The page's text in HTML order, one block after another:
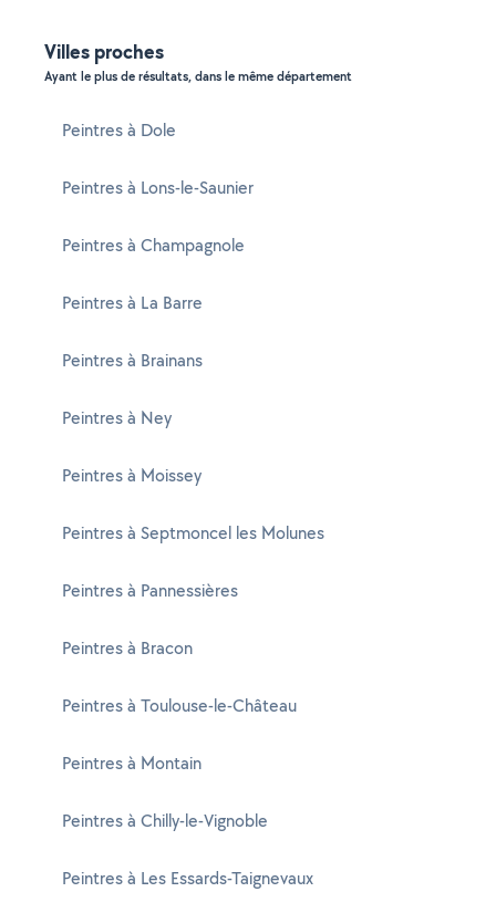
Villes proches
Ayant le plus de résultats, dans le même département
Peintres à Dole
Peintres à Lons-le-Saunier
Peintres à Champagnole
Peintres à La Barre
Peintres à Brainans
Peintres à Ney
Peintres à Moissey
Peintres à Septmoncel les Molunes
Peintres à Pannessières
Peintres à Bracon
Peintres à Toulouse-le-Château
Peintres à Montain
Peintres à Chilly-le-Vignoble
Peintres à Les Essards-Taignevaux